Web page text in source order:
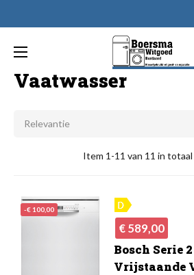
Toggle
☰
Vaatwasser
Relevantie
Item 1-11 van 11 in
-€ 100,00
Normale
prijs
Prijs
€ 589,00
Bosch Serie
Vrijstaande